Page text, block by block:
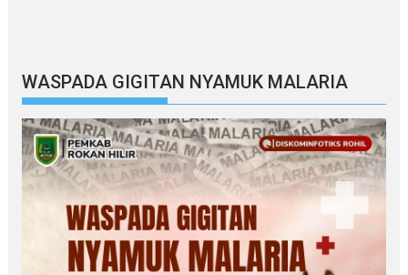
WASPADA GIGITAN NYAMUK MALARIA